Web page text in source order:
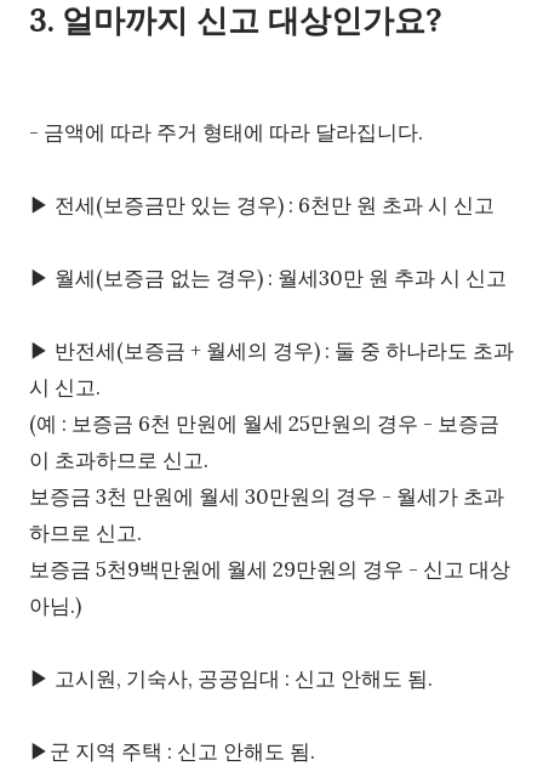
3. 얼마까지 신고 대상인가요?
- 금액에 따라 주거 형태에 따라 달라집니다.
▶ 전세(보증금만 있는 경우) : 6천만 원 초과 시 신고
▶ 월세(보증금 없는 경우) : 월세30만 원 추과 시 신고
▶ 반전세(보증금 + 월세의 경우) : 둘 중 하나라도 초과
시 신고.
(예 : 보증금 6천 만원에 월세 25만원의 경우 - 보증금
이 초과하므로 신고.
보증금 3천 만원에 월세 30만원의 경우 - 월세가 초과
하므로 신고.
보증금 5천9백만원에 월세 29만원의 경우 - 신고 대상
아님.)
▶ 고시원, 기숙사, 공공임대 : 신고 안해도 됨.
▶군 지역 주택 : 신고 안해도 됨.